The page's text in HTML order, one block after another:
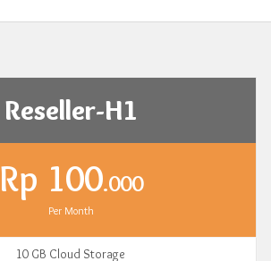
Reseller-H1
Rp 100.000
Per Month
10 GB Cloud Storage